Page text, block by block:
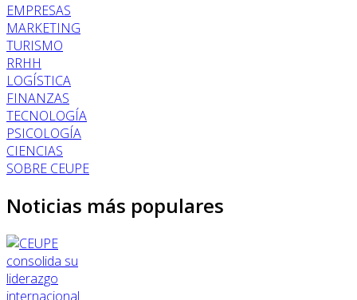
EMPRESAS
MARKETING
TURISMO
RRHH
LOGÍSTICA
FINANZAS
TECNOLOGÍA
PSICOLOGÍA
CIENCIAS
SOBRE CEUPE
Noticias más populares